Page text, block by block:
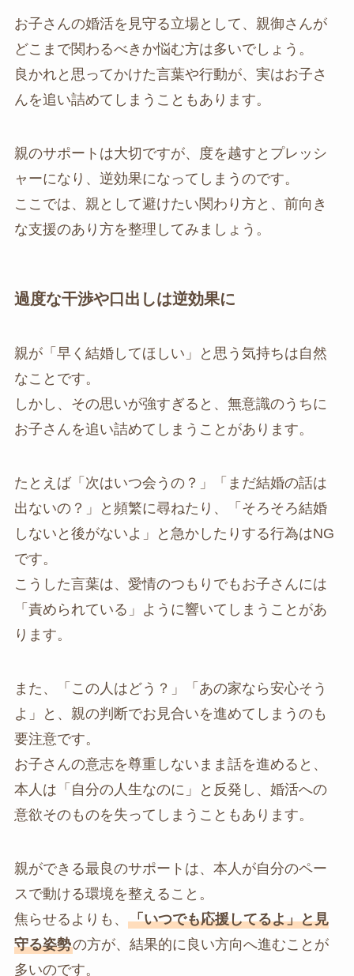
お子さんの婚活を見守る立場として、親御さんが
どこまで関わるべきか悩む方は多いでしょう。
良かれと思ってかけた言葉や行動が、実はお子さ
んを追い詰めてしまうこともあります。
親のサポートは大切ですが、度を越すとプレッシ
ャーになり、逆効果になってしまうのです。
ここでは、親として避けたい関わり方と、前向き
な支援のあり方を整理してみましょう。
過度な干渉や口出しは逆効果に
親が「早く結婚してほしい」と思う気持ちは自然
なことです。
しかし、その思いが強すぎると、無意識のうちに
お子さんを追い詰めてしまうことがあります。
たとえば「次はいつ会うの？」「まだ結婚の話は
出ないの？」と頻繁に尋ねたり、「そろそろ結婚
しないと後がないよ」と急かしたりする行為はNG
です。
こうした言葉は、愛情のつもりでもお子さんには
「責められている」ように響いてしまうことがあ
ります。
また、「この人はどう？」「あの家なら安心そう
よ」と、親の判断でお見合いを進めてしまうのも
要注意です。
お子さんの意志を尊重しないまま話を進めると、
本人は「自分の人生なのに」と反発し、婚活への
意欲そのものを失ってしまうこともあります。
親ができる最良のサポートは、本人が自分のペー
スで動ける環境を整えること。
焦らせるよりも、 「いつでも応援してるよ」と見
守る姿勢の方が、結果的に良い方向へ進むことが
多いのです。